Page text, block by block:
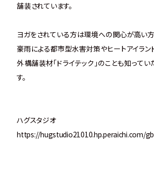
舗装されています。
ヨガをされている方は環境への関心が高い
豪雨による都市型水害対策やヒートアイラン
外構舗装材「ドライテック」のことも知って
す。
ハグスタジオ
https://hugstudio21010.hp.peraichi.com/gb